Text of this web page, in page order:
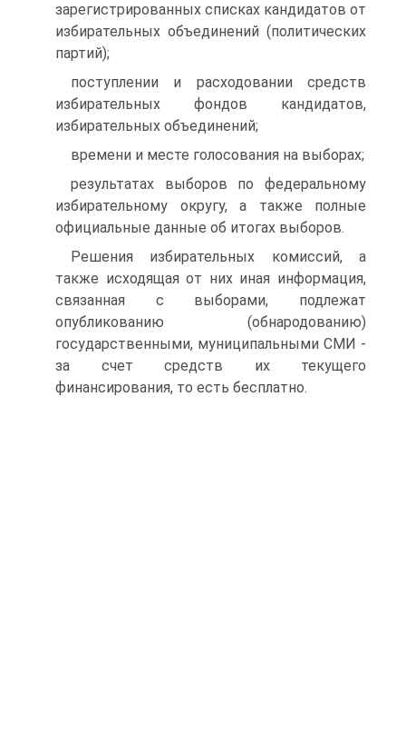
зарегистрированных списках кандидатов от
избирательных объединений (политических
партий);
поступлении и расходовании средств
избирательных фондов кандидатов,
избирательных объединений;
времени и месте голосования на выборах;
результатах выборов по федеральному
избирательному округу, а также полные
официальные данные об итогах выборов.
Решения избирательных комиссий, а
также исходящая от них иная информация,
связанная с выборами, подлежат
опубликованию (обнародованию)
государственными, муниципальными СМИ -
за счет средств их текущего
финансирования, то есть бесплатно.